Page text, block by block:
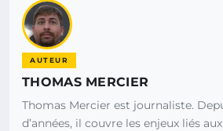
AUTEUR
THOMAS MERCIER
Thomas Mercier est journaliste.
d’années, il couvre les enjeux liés